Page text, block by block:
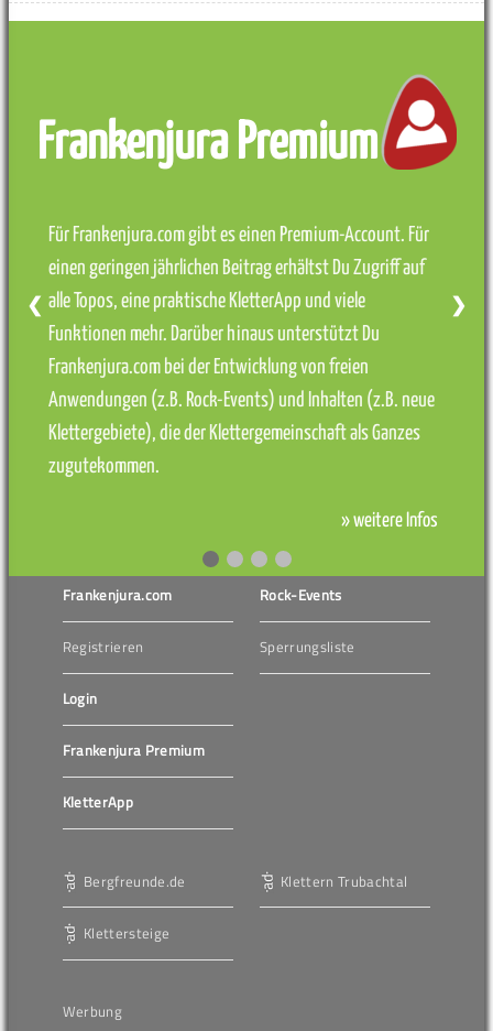
Frankenjura Premium
Für Frankenjura.com gibt es einen Premium-Account. Für
einen geringen jährlichen Beitrag erhältst Du Zugriff auf
alle Topos, eine praktische KletterApp und viele
Funktionen mehr. Darüber hinaus unterstützt Du
Frankenjura.com bei der Entwicklung von freien
Anwendungen (z.B. Rock-Events) und Inhalten (z.B. neue
Klettergebiete), die der Klettergemeinschaft als Ganzes
zugutekommen.
» weitere Infos
❮ ❯
Frankenjura.com
Registrieren
Login
Frankenjura Premium
KletterApp
Rock-Events
Sperrungsliste
Bergfreunde.de
Klettersteige
Klettern Trubachtal
Werbung